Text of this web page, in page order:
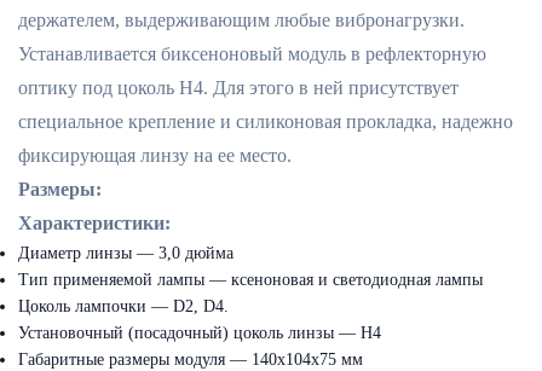
держателем, выдерживающим любые вибронагрузки.
Устанавливается биксеноновый модуль в рефлекторную
оптику под цоколь H4. Для этого в ней присутствует
специальное крепление и силиконовая прокладка, надежно
фиксирующая линзу на ее место.
Размеры:
Характеристики:
Диаметр линзы — 3,0 дюйма
Тип применяемой лампы — ксеноновая и светодиодная лампы
Цоколь лампочки — D2, D4.
Установочный (посадочный) цоколь линзы — Н4
Габаритные размеры модуля — 140х104х75 мм